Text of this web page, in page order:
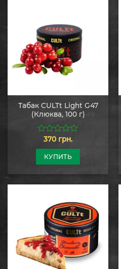
Табак CULTt Light G47
(Клюква, 100 г)
из
370 грн.
КУПИТЬ